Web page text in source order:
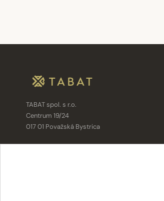
TABAT spol. s r.o.
Centrum 19/24
017 01 Považská Bystrica